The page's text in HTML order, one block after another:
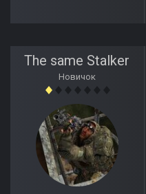
The same Stalker
Новичок